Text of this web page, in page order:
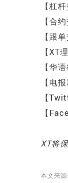
【杠
【合
【跟
【
【华
【电
【
【
XT将
本文来